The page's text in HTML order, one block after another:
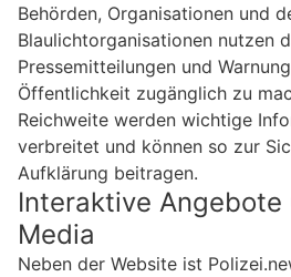
Behörden, Organisationen und
Blaulichtorganisationen nutzen
Pressemitteilungen und
Öffentlichkeit zugänglich zu
Reichweite werden wichtige
verbreitet und können so zur
Aufklärung beitragen.
Interaktive Angebote
Media
Neben der Website ist